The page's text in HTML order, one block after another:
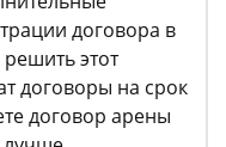
договора в
этот
договоры на срок
договор арены